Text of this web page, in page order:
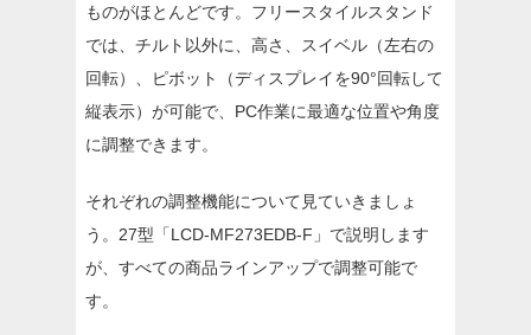
ものがほとんどです。フリースタイルスタンド
では、チルト以外に、高さ、スイベル（左右の
回転）、ピボット（ディスプレイを90°回転して
縦表示）が可能で、PC作業に最適な位置や角度
に調整できます。
それぞれの調整機能について見ていきましょ
う。27型「LCD-MF273EDB-F」で説明します
が、すべての商品ラインアップで調整可能で
す。